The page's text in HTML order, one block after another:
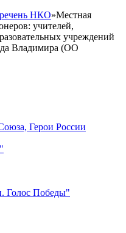
НКО»Местная
учителей,
учреждений
Владимира (ОО
Герои России
Голос Победы"